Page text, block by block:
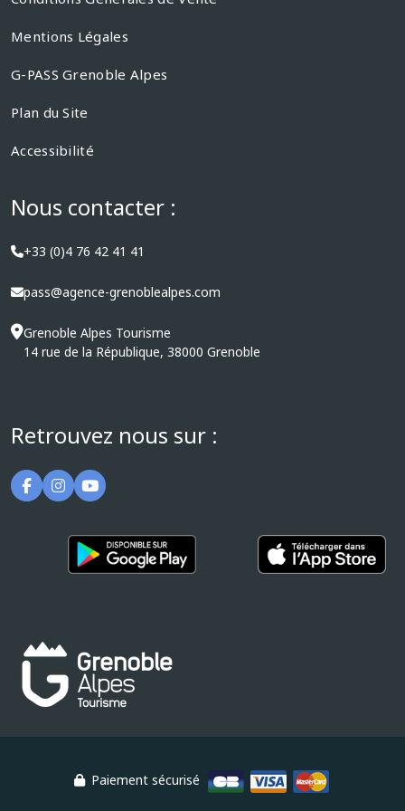
Mentions Légales
G-PASS Grenoble Alpes
Plan du Site
Accessibilité
Nous contacter :
+33 (0)4 76 42 41 41
pass@agence-grenoblealpes.com
Grenoble Alpes Tourisme
14 rue de la République, 38000 Grenoble
Retrouvez nous sur :
Paiement sécurisé